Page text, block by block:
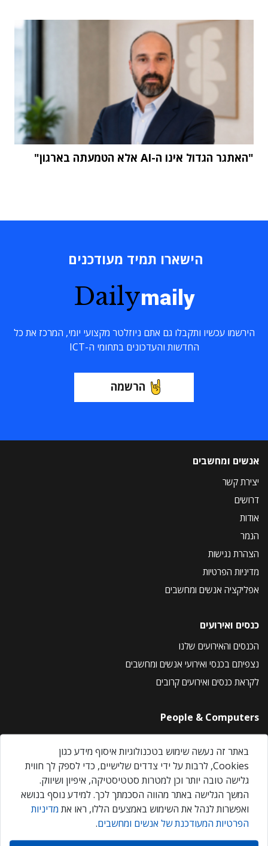
"האתגר הגדול אינו ה-AI אלא הטמעתה בארגון"
הישארו תמיד מעודכנים
Dailymaily
הירשמו עכשיו ותקבלו גם אתם ניוזלטר מקצועי יומי, המרכז את כל
החדשות והעדכונים בתחומי ה-ICT
הרשמה
אנשים ומחשבים
יצירת קשר
דרושים
אודות
הנמר
הצהרת נגישות
מדיניות הפרטיות
אפליקציה אנשים ומחשבים
כנסים ואירועים
הכנסים והאירועים שלנו
נצפיתם בכנסי ואירועי אנשים ומחשבים
לקראת כנסים ואירועים קרובים
People & Computers
About Us
Privacy Policy
Contact Us
Our Events
אנשים ומחשבים © 2026 – כל הזכויות שמורות
באתר זה נעשה שימוש בטכנולוגיות איסוף מידע כגון
Cookies, לרבות על ידי צדדים שלישיים, כדי לספק לך חווית
גלישה טובה יותר וכן למטרות סטטיסטיקה, איפיון ושיווק.
המשך הגלישה באתר מהווה הסכמתך לכך. למידע נוסף בנושא
ואפשרות לנהל את השימוש באמצעים הללו, ראו את מדיניות
הפרטיות המעודכנת של אנשים ומחשבים.